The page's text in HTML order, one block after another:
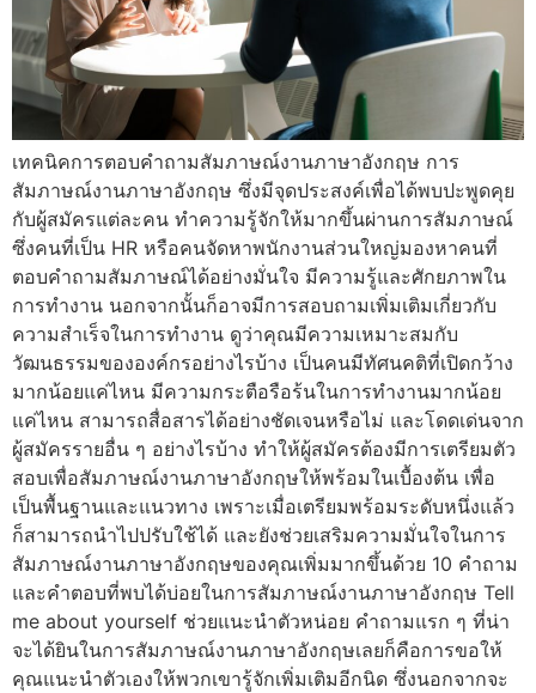
เทคนิคการตอบคำถามสัมภาษณ์งานภาษาอังกฤษ การ
สัมภาษณ์งานภาษาอังกฤษ ซึ่งมีจุดประสงค์เพื่อได้พบปะพูดคุย
กับผู้สมัครแต่ละคน ทำความรู้จักให้มากขึ้นผ่านการสัมภาษณ์
ซึ่งคนที่เป็น HR หรือคนจัดหาพนักงานส่วนใหญ่มองหาคนที่
ตอบคำถามสัมภาษณ์ได้อย่างมั่นใจ มีความรู้และศักยภาพใน
การทำงาน นอกจากนั้นก็อาจมีการสอบถามเพิ่มเติมเกี่ยวกับ
ความสำเร็จในการทำงาน ดูว่าคุณมีความเหมาะสมกับ
วัฒนธรรมขององค์กรอย่างไรบ้าง เป็นคนมีทัศนคติที่เปิดกว้าง
มากน้อยแค่ไหน มีความกระตือรือร้นในการทำงานมากน้อย
แค่ไหน สามารถสื่อสารได้อย่างชัดเจนหรือไม่ และโดดเด่นจาก
ผู้สมัครรายอื่น ๆ อย่างไรบ้าง ทำให้ผู้สมัครต้องมีการเตรียมตัว
สอบเพื่อสัมภาษณ์งานภาษาอังกฤษให้พร้อมในเบื้องต้น เพื่อ
เป็นพื้นฐานและแนวทาง เพราะเมื่อเตรียมพร้อมระดับหนึ่งแล้ว
ก็สามารถนำไปปรับใช้ได้ และยังช่วยเสริมความมั่นใจในการ
สัมภาษณ์งานภาษาอังกฤษของคุณเพิ่มมากขึ้นด้วย 10 คำถาม
และคำตอบที่พบได้บ่อยในการสัมภาษณ์งานภาษาอังกฤษ Tell
me about yourself ช่วยแนะนำตัวหน่อย คำถามแรก ๆ ที่น่า
จะได้ยินในการสัมภาษณ์งานภาษาอังกฤษเลยก็คือการขอให้
คุณแนะนำตัวเองให้พวกเขารู้จักเพิ่มเติมอีกนิด ซึ่งนอกจากจะ